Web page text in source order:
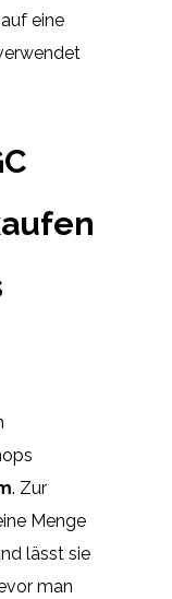
eine
. Zur
Menge
lässt sie
man